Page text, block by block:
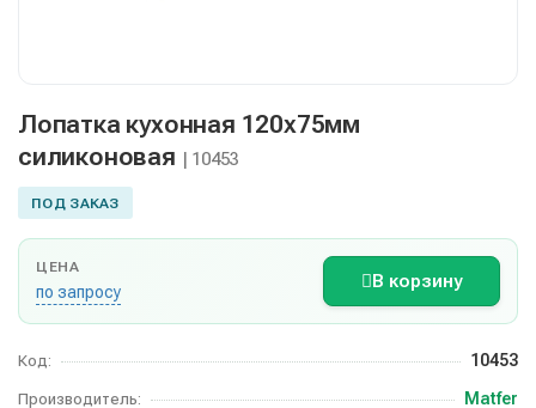
Лопатка кухонная 120х75мм
силиконовая | 10453
ПОД ЗАКАЗ
ЦЕНА
по запросу
В корзину
Код: 10453
Производитель: Matfer